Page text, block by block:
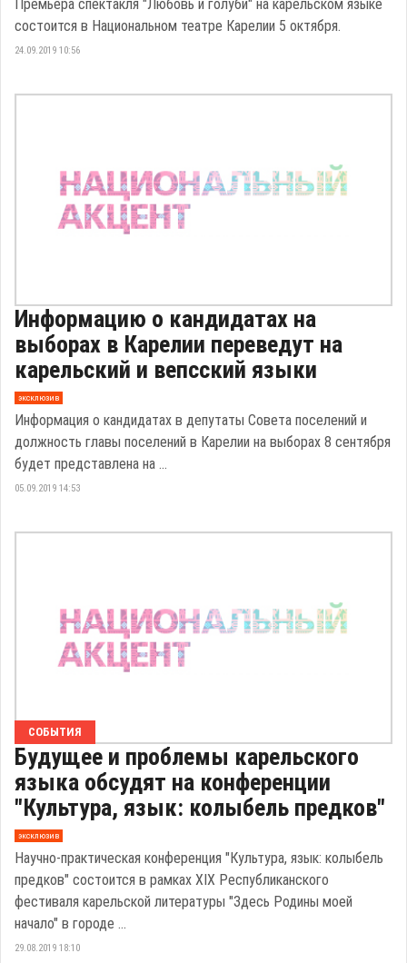
Премьера спектакля "Любовь и голуби" на карельском языке
состоится в Национальном театре Карелии 5 октября.
24.09.2019 10:56
Информацию о кандидатах на
выборах в Карелии переведут на
карельский и вепсский языки
эксклюзив
Информация о кандидатах в депутаты Совета поселений и
должность главы поселений в Карелии на выборах 8 сентября
будет представлена на ...
05.09.2019 14:53
СОБЫТИЯ
Будущее и проблемы карельского
языка обсудят на конференции
"Культура, язык: колыбель предков"
эксклюзив
Научно-практическая конференция "Культура, язык: колыбель
предков" состоится в рамках XIX Республиканского
фестиваля карельской литературы "Здесь Родины моей
начало" в городе ...
29.08.2019 18:10